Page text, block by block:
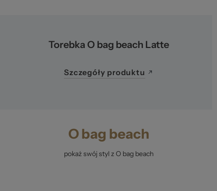
O bag beach
pokaż swój styl z O bag beach
Torebka O bag beach Latte
Szczegóły produktu